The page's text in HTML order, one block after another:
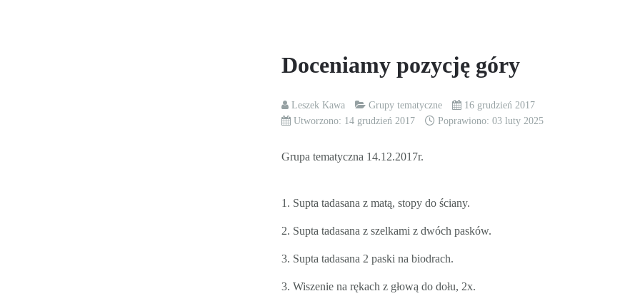
Doceniamy pozycję góry
Leszek Kawa Grupy tematyczne
16 grudzień 2017
Utworzono: 14 grudzień 2017
Poprawiono: 03 luty 2025
Grupa tematyczna 14.12.2017r.
1. Supta tadasana z matą, stopy do ściany.
2. Supta tadasana z szelkami z dwóch pasków.
3. Supta tadasana 2 paski na biodrach.
3. Wiszenie na rękach z głową do dołu, 2x.